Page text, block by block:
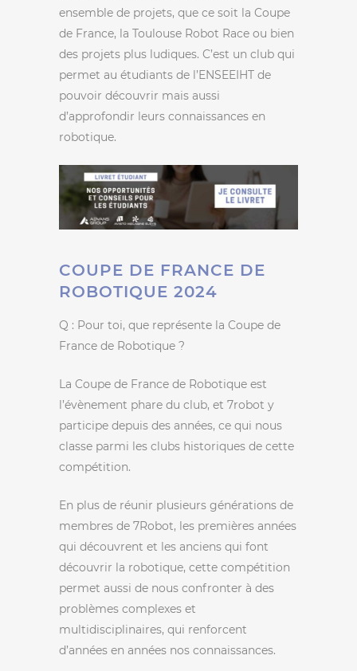
ensemble de projets, que ce soit la Coupe
de France, la Toulouse Robot Race ou bien
des projets plus ludiques. C’est un club qui
permet au étudiants de l’ENSEEIHT de
pouvoir découvrir mais aussi
d’approfondir leurs connaissances en
robotique.
COUPE DE FRANCE DE
ROBOTIQUE 2024
Q : Pour toi, que représente la Coupe de
France de Robotique ?
La Coupe de France de Robotique est
l’évènement phare du club, et 7robot y
participe depuis des années, ce qui nous
classe parmi les clubs historiques de cette
compétition.
En plus de réunir plusieurs générations de
membres de 7Robot, les premières années
qui découvrent et les anciens qui font
découvrir la robotique, cette compétition
permet aussi de nous confronter à des
problèmes complexes et
multidisciplinaires, qui renforcent
d’années en années nos connaissances.